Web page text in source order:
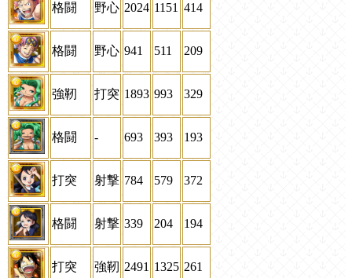
格闘 野心 2024 1151 414
格闘 野心 941 511 209
強靭 打突 1893 993 329
格闘 - 693 393 193
打突 射撃 784 579 372
格闘 射撃 339 204 194
打突 強靭 2491 1325 261